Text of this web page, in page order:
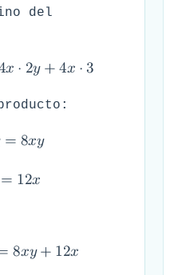
del
𝑥 ⋅ 2𝑦+4𝑥 ⋅3
= 8𝑥𝑦
= 12𝑥
8𝑥𝑦+ 12𝑥